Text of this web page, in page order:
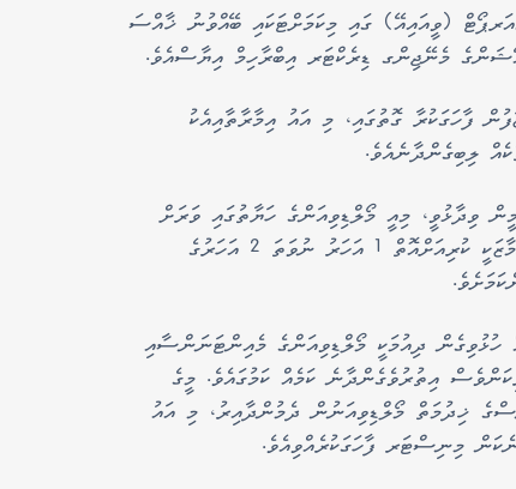
(ވީއައިއޭ) ގައި މިކަމަށްޓަކައި ބޭއްވުނު ޚާއްސަ
މެނޭޖިންގ ޑިރެކްޓަރ އިބްރާހިމް އިޔާސްއެވެ.
ފާހަގަކުރާ ގޮތުގައި، މި އައު އިމާރާތާއިއެކު
ލިބިގެންދާނެއެވެ.
ވިދާޅުވީ، މިއީ މޯލްޑިވިއަންގެ ހަޔާތުގައި ވަރަށް
ތާރީޚީ ދުވަހެއްކަމަށެވެ. މިނިސްޓަރ ވިދާޅުވީ، އަދުގެ ސަރުކާރުގެ އަމާޒަކީ ކުރިއަށްއޮތް 1 އަހަރު ނުވަތަ 2 އަހަރުގެ
ދިއުމަކީ މޯލްޑިވިއަންގެ މެއިންޓަނަންސާއި
އިތުރުވެގެންދާނެ ކަމެއް ކަމުގައެވެ. މީގެ
ޚިދުމަތް މޯލްޑިވިއަނުން ދެމުންދާއިރު، މި އައު
މިނިސްޓަރ ފާހަގަކުރެއްވިއެވެ.